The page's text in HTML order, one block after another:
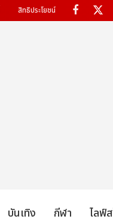
สิทธิประโยชน์
บันเทิง กีฬา ไลฟ์